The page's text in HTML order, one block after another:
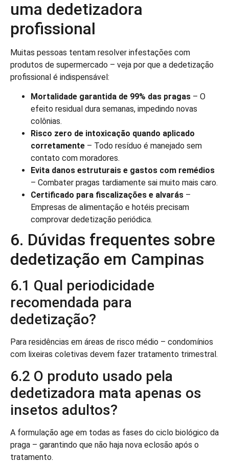
uma dedetizadora
profissional
Muitas pessoas tentam resolver infestações com
produtos de supermercado – veja por que a dedetização
profissional é indispensável:
Mortalidade garantida de 99% das pragas – O
efeito residual dura semanas, impedindo novas
colônias.
Risco zero de intoxicação quando aplicado
corretamente – Todo resíduo é manejado sem
contato com moradores.
Evita danos estruturais e gastos com remédios
– Combater pragas tardiamente sai muito mais caro.
Certificado para fiscalizações e alvarás –
Empresas de alimentação e hotéis precisam
comprovar dedetização periódica.
6. Dúvidas frequentes sobre
dedetização em Campinas
6.1 Qual periodicidade
recomendada para
dedetização?
Para residências em áreas de risco médio – condomínios
com lixeiras coletivas devem fazer tratamento trimestral.
6.2 O produto usado pela
dedetizadora mata apenas os
insetos adultos?
A formulação age em todas as fases do ciclo biológico da
praga – garantindo que não haja nova eclosão após o
tratamento.